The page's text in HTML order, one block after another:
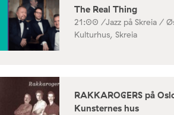
The Real Thing
21:00 /Jazz på Skreia /
Kulturhus, Skreia
RAKKAROGERS på
Kunsternes hus